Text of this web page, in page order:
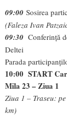
09:00 Sosirea
(Faleza Ivan
09:30 Conferință
Deltei
Parada
10:00 START
Mila 23 – Ziua 1
Ziua 1 – Traseu:
km)